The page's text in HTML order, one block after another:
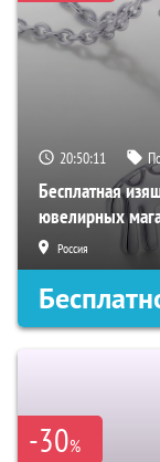
20:50:11
Бесплатная
ювелирных
Россия
-30%